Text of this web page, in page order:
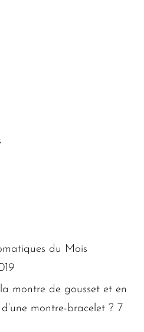
du Mois
montre de gousset et en
montre-bracelet ? 7